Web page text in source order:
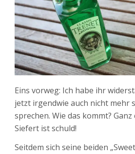
Eins vorweg: Ich habe ihr
jetzt irgendwie auch nicht mehr
sprechen. Wie das kommt?
Siefert ist schuld!
Seitdem sich seine beiden